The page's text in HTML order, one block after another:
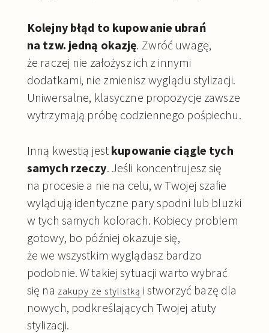
Kolejny błąd to kupowanie ubrań
na tzw. jedną okazję. Zwróć uwagę,
że raczej nie założysz ich z innymi
dodatkami, nie zmienisz wyglądu stylizacji.
Uniwersalne, klasyczne propozycje zawsze
wytrzymają próbę codziennego pośpiechu.
Inną kwestią jest kupowanie ciągle tych
samych rzeczy. Jeśli koncentrujesz się
na procesie a nie na celu, w Twojej szafie
wylądują identyczne pary spodni lub bluzki
w tych samych kolorach. Kobiecy problem
gotowy, bo później okazuje się,
że we wszystkim wyglądasz bardzo
podobnie. W takiej sytuacji warto wybrać
się na zakupy ze stylistką i stworzyć bazę dla
nowych, podkreślających Twojej atuty
stylizacji.